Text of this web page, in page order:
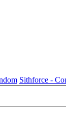
Sithforce -